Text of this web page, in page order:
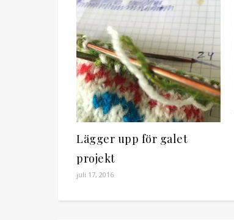
Lägger upp för galet
projekt
juli 17, 2016